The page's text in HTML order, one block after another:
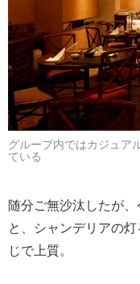
グループ内ではカジュア
ている
随分ご無沙汰したが
と、シャンデリアの
じで上質。